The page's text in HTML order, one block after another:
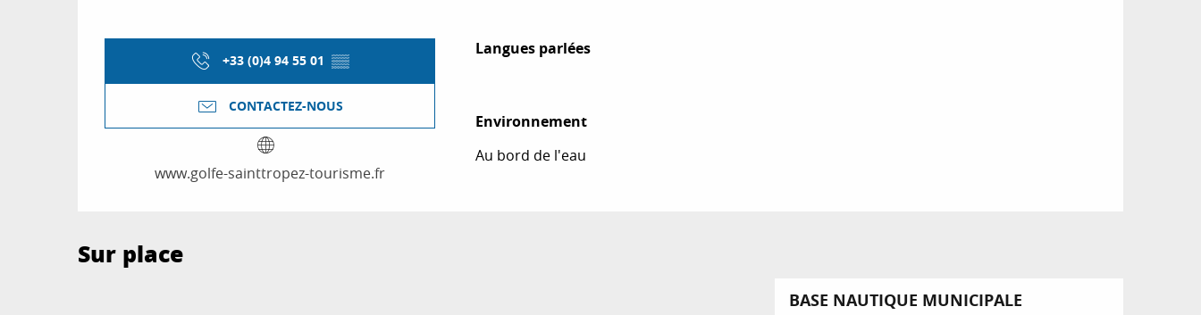
+33 (0)4 94 55 01 ▒▒
CONTACTEZ-NOUS
www.golfe-sainttropez-tourisme.fr
Langues parlées
Langues parlées
Environnement
Environnement
Au bord de l'eau
Sur place
BASE NAUTIQUE MUNICIPALE